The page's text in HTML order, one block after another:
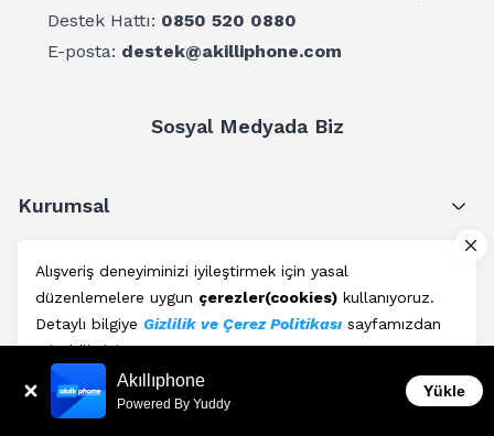
Alışveriş deneyiminizi iyileştirmek için yasal
düzenlemelere uygun çerezler(cookies) kullanıyoruz.
Detaylı bilgiye Gizlilik ve Çerez Politikası sayfamızdan
erişebilirsiniz.
Kabul Et
Destek Hattı: 0850 520 0880
E-posta: destek@akilliphone.com
Sosyal Medyada Biz
Kurumsal
Müşteri Hizmetleri
Üyelik
Blog Akıllıphone
Powered By Yuddy
Yükle